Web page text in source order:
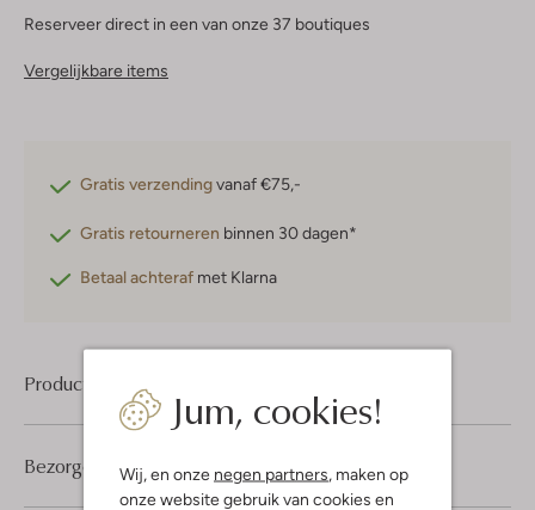
Jum, cookies!
Wij, en onze negen partners, maken op
onze website gebruik van cookies en
Reserveer direct in een van onze 37 boutiques
Vergelijkbare items
Gratis verzendingvanaf €75,-
Gratis retourneren binnen 30 dagen*
Betaal achteraf met Klarna
Product informatie
Bezorgen & retourneren